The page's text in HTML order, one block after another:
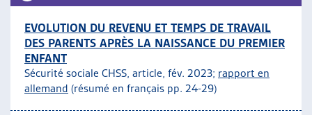
EVOLUTION DU REVENU ET TEMPS DE TRAVAIL
DES PARENTS APRÈS LA NAISSANCE DU PREMIER
ENFANT
Sécurité sociale CHSS, article, fév. 2023; rapport en
allemand (résumé en français pp. 24-29)